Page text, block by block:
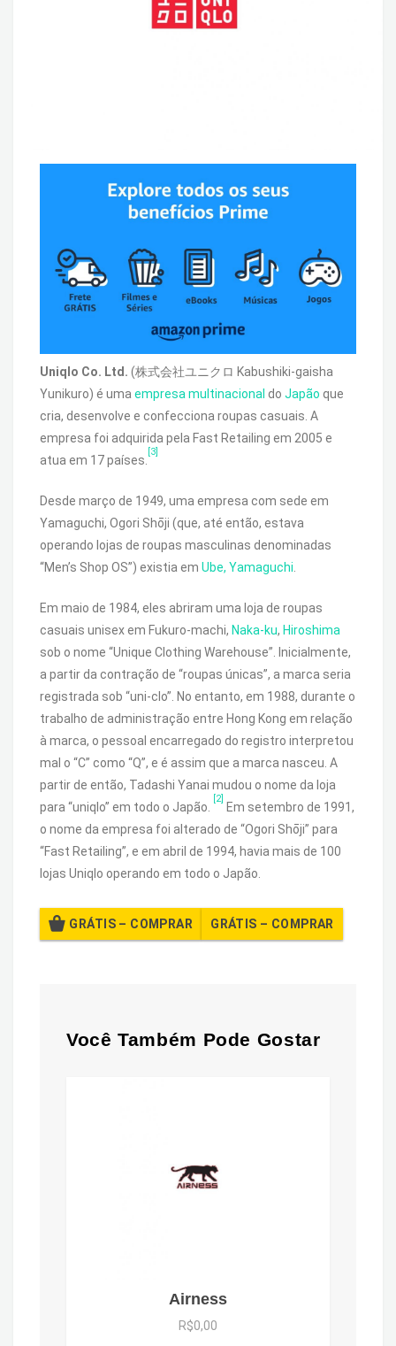
Uniqlo Co. Ltd. (株式会社ユニクロ Kabushiki-gaisha
Yunikuro) é uma empresamultinacional do Japão que
cria, desenvolve e confecciona roupas casuais. A
empresa foi adquirida pela Fast Retailing em 2005 e
atua em 17 países.
[3]
Desde março de 1949, uma empresa com sede em
Yamaguchi, Ogori Shōji (que, até então, estava
operando lojas de roupas masculinas denominadas
“Men’s Shop OS”) existia em Ube, Yamaguchi.
Em maio de 1984, eles abriram uma loja de roupas
casuais unisex em Fukuro-machi, Naka-ku, Hiroshima
sob o nome “Unique Clothing Warehouse”. Inicialmente,
a partir da contração de “roupas únicas”, a marca seria
registrada sob “uni-clo”. No entanto, em 1988, durante o
trabalho de administração entre Hong Kong em relação
à marca, o pessoal encarregado do registro interpretou
mal o “C” como “Q”, e é assim que a marca nasceu. A
partir de então, Tadashi Yanai mudou o nome da loja
para “uniqlo” em todo o Japão.
[2]
Em setembro de 1991,
o nome da empresa foi alterado de “Ogori Shōji” para
“Fast Retailing”, e em abril de 1994, havia mais de 100
lojas Uniqlo operando em todo o Japão.
GRÁTIS – COMPRAR
Você Também Pode Gostar
Airness
R$0,00